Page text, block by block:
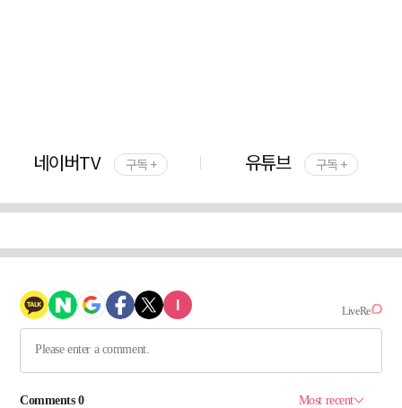
네이버TV 구독 + 유튜브 구독 +